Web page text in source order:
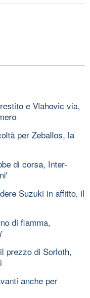
e Vlahovic via,
per Zeballos, la
di corsa, Inter-
Suzuki in affitto, il
di fiamma,
prezzo di Sorloth,
anche per